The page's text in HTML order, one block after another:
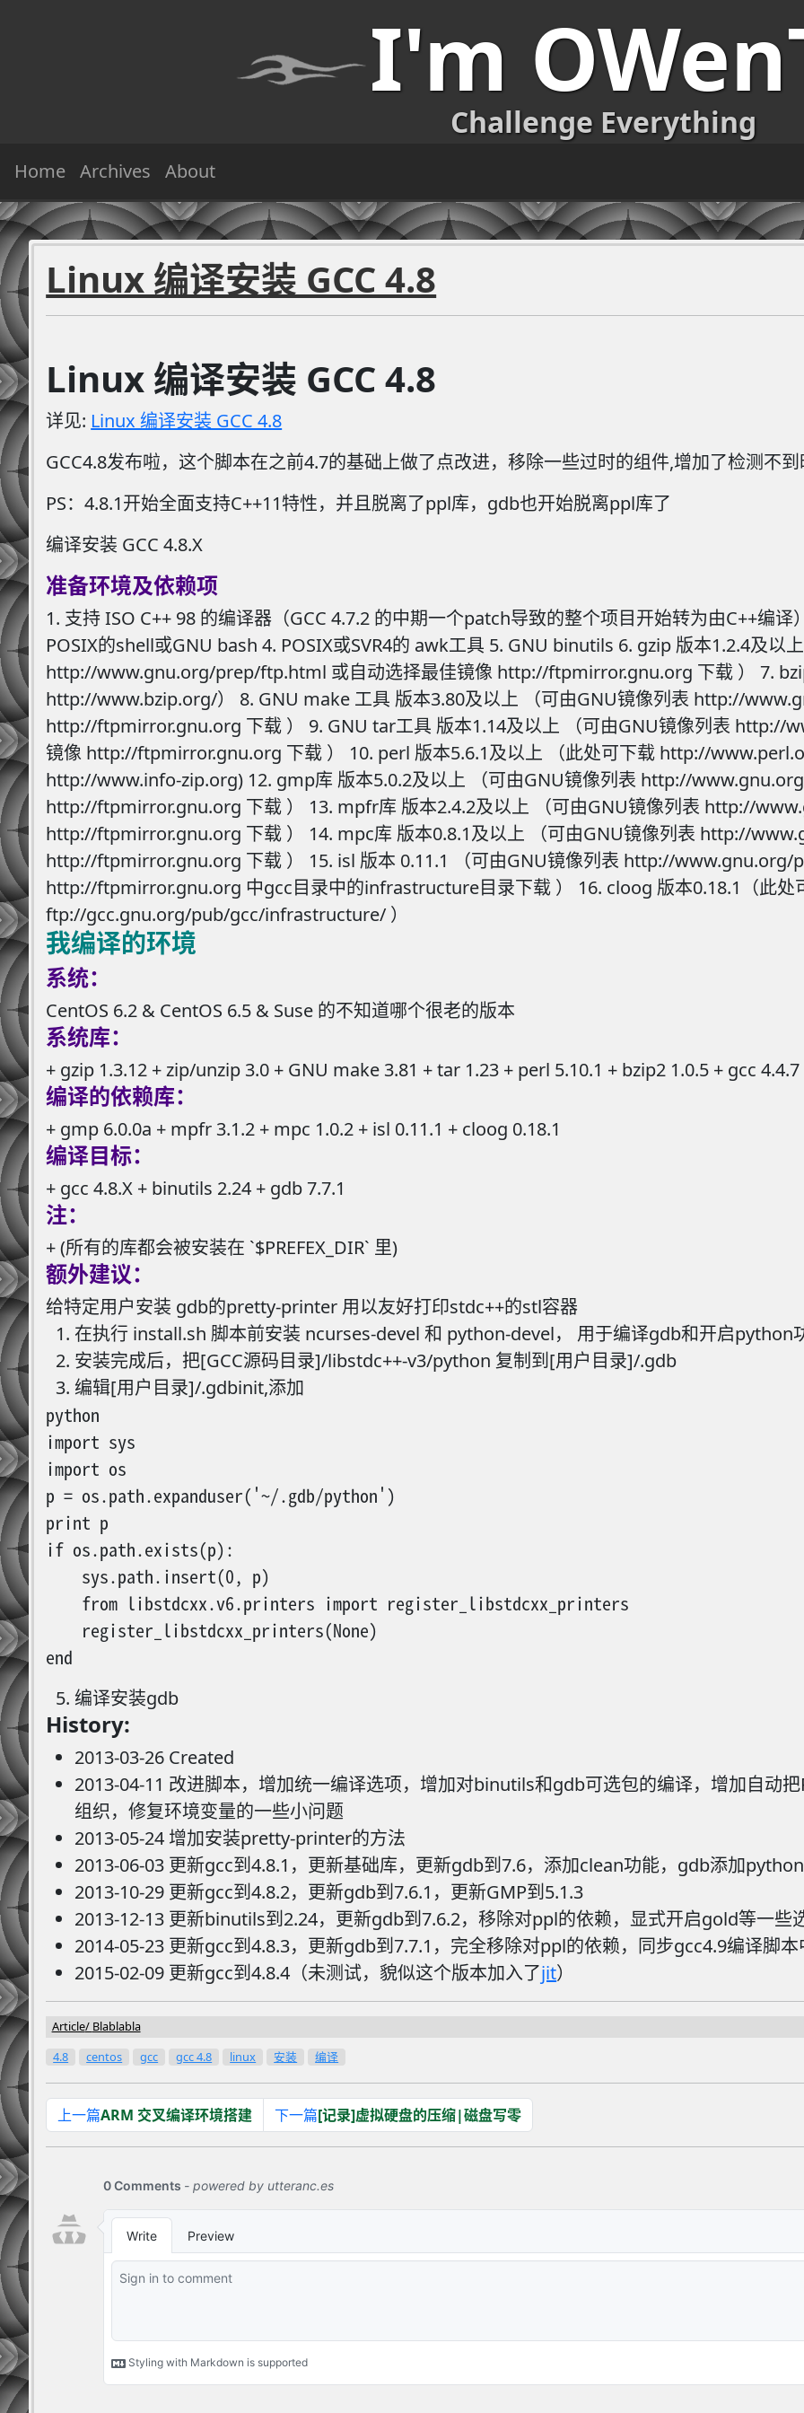
I'm
Challenge Everything
Home Archives About
Linux 编译安装 GCC 4.8
Linux 编译安装 GCC 4.8
详见: Linux 编译安装 GCC 4.8
GCC4.8发布啦，这个脚本在之前4.7的基础上做了点改进，移除一些过时的组件,增加了检测不
PS：4.8.1开始全面支持C++11特性，并且脱离了ppl库，gdb也开始脱离ppl库了
编译安装 GCC 4.8.X
准备环境及依赖项
1. 支持 ISO C++ 98 的编译器（GCC 4.7.2 的中期一个patch导致的整个项目开始转为由C++编
POSIX的shell或GNU bash 4. POSIX或SVR4的 awk工具 5. GNU binutils 6. gzip 版本1.2.4及以
http://www.gnu.org/prep/ftp.html 或自动选择最佳镜像 http://ftpmirror.gnu.org 下载 ） 7.
http://www.bzip.org/） 8. GNU make 工具 版本3.80及以上 （可由GNU镜像列表 http://
http://ftpmirror.gnu.org 下载 ） 9. GNU tar工具 版本1.14及以上 （可由GNU镜像列表
镜像 http://ftpmirror.gnu.org 下载 ） 10. perl 版本5.6.1及以上 （此处可下载 http://
http://www.info-zip.org) 12. gmp库 版本5.0.2及以上 （可由GNU镜像列表 http://
http://ftpmirror.gnu.org 下载 ） 13. mpfr库 版本2.4.2及以上 （可由GNU镜像列表 http://
http://ftpmirror.gnu.org 下载 ） 14. mpc库 版本0.8.1及以上 （可由GNU镜像列表 http://
http://ftpmirror.gnu.org 下载 ） 15. isl 版本 0.11.1 （可由GNU镜像列表 http://
http://ftpmirror.gnu.org 中gcc目录中的infrastructure目录下载 ） 16. cloog 版本0.18.1（此处
ftp://gcc.gnu.org/pub/gcc/infrastructure/ ）
我编译的环境
系统：
CentOS 6.2 & CentOS 6.5 & Suse 的不知道哪个很老的版本
系统库：
+ gzip 1.3.12 + zip/unzip 3.0 + GNU make 3.81 + tar 1.23 + perl 5.10.1 + bzip2 1.0.5 + gcc
编译的依赖库：
+ gmp 6.0.0a + mpfr 3.1.2 + mpc 1.0.2 + isl 0.11.1 + cloog 0.18.1
编译目标：
+ gcc 4.8.X + binutils 2.24 + gdb 7.7.1
注：
+ (所有的库都会被安装在 `$PREFEX_DIR` 里)
额外建议：
给特定用户安装 gdb的pretty-printer 用以友好打印stdc++的stl容器
在执行 install.sh 脚本前安装 ncurses-devel 和 python-devel， 用于编译gdb和开启python
安装完成后，把[GCC源码目录]/libstdc++-v3/python 复制到[用户目录]/.gdb
编辑[用户目录]/.gdbinit,添加
python
import sys
import os
p = os.path.expanduser('~/.gdb/python')
print p
if os.path.exists(p):
    sys.path.insert(0, p)
    from libstdcxx.v6.printers import register_libstdcxx_printers
    register_libstdcxx_printers(None)
编译安装gdb
History:
2013-03-26 Created
2013-04-11 改进脚本，增加统一编译选项，增加对binutils和gdb可选包的编译，增加自动
组织，修复环境变量的一些小问题
2013-05-24 增加安装pretty-printer的方法
2013-06-03 更新gcc到4.8.1，更新基础库，更新gdb到7.6，添加clean功能，gdb添加
2013-10-29 更新gcc到4.8.2，更新gdb到7.6.1，更新GMP到5.1.3
2013-12-13 更新binutils到2.24，更新gdb到7.6.2，移除对ppl的依赖，显式开启gold等一些
2014-05-23 更新gcc到4.8.3，更新gdb到7.7.1，完全移除对ppl的依赖，同步gcc4.9编译脚
2015-02-09 更新gcc到4.8.4（未测试，貌似这个版本加入了jit）
Article Blablabla
4.8
centos gcc gcc 4.8 linux 安装 编译
上一篇ARM 交叉编译环境搭建 下一篇[记录]虚拟硬盘的压缩|磁盘写零